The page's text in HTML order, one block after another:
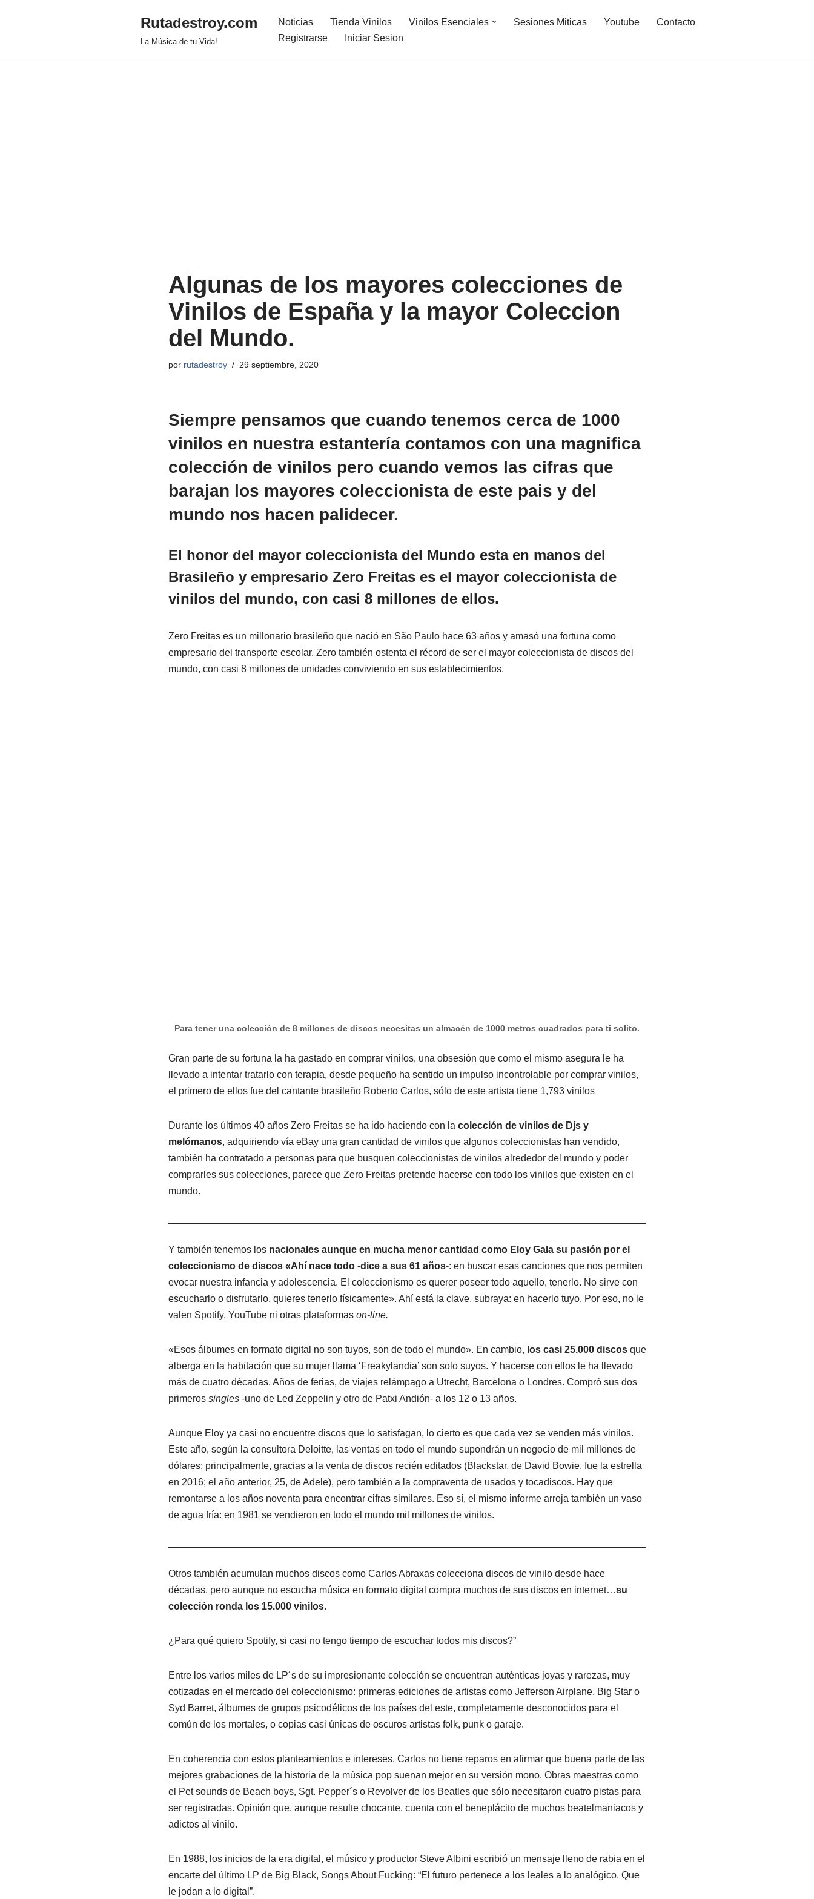
Rutadestroy.com
La Música de tu Vida!
Noticias Tienda Vinilos Vinilos Esenciales Sesiones Miticas Youtube
Contacto
Registrarse
Iniciar Sesion
Algunas de los mayores colecciones de
Vinilos de España y la mayor Coleccion
del Mundo.
por rutadestroy 29 septiembre, 2020
Siempre pensamos que cuando tenemos cerca de 1000
vinilos en nuestra estantería contamos con una magnifica
colección de vinilos pero cuando vemos las cifras que
barajan los mayores coleccionista de este pais y del
mundo nos hacen palidecer.
El honor del mayor coleccionista del Mundo esta en manos del
Brasileño y empresario Zero Freitas es el mayor coleccionista de
vinilos del mundo, con casi 8 millones de ellos.
Zero Freitas es un millonario brasileño que nació en São Paulo hace 63 años y amasó una fortuna como
empresario del transporte escolar. Zero también ostenta el récord de ser el mayor coleccionista de discos del
mundo, con casi 8 millones de unidades conviviendo en sus establecimientos.
Para tener una colección de 8 millones de discos necesitas un almacén de 1000 metros cuadrados para ti solito.
Gran parte de su fortuna la ha gastado en comprar vinilos, una obsesión que como el mismo asegura le ha
llevado a intentar tratarlo con terapia, desde pequeño ha sentido un impulso incontrolable por comprar vinilos,
el primero de ellos fue del cantante brasileño Roberto Carlos, sólo de este artista tiene 1,793 vinilos
Durante los últimos 40 años Zero Freitas se ha ido haciendo con la colección de vinilos de Djs y
melómanos, adquiriendo vía eBay una gran cantidad de vinilos que algunos coleccionistas han vendido,
también ha contratado a personas para que busquen coleccionistas de vinilos alrededor del mundo y poder
comprarles sus colecciones, parece que Zero Freitas pretende hacerse con todo los vinilos que existen en el
mundo.
Y también tenemos los nacionales aunque en mucha menor cantidad como Eloy Gala su pasión por el
coleccionismo de discos «Ahí nace todo -dice a sus 61 años-: en buscar esas canciones que nos permiten
evocar nuestra infancia y adolescencia. El coleccionismo es querer poseer todo aquello, tenerlo. No sirve con
escucharlo o disfrutarlo, quieres tenerlo físicamente». Ahí está la clave, subraya: en hacerlo tuyo. Por eso, no le
valen Spotify, YouTube ni otras plataformas on-line.
«Esos álbumes en formato digital no son tuyos, son de todo el mundo». En cambio, los casi 25.000 discosque
alberga en la habitación que su mujer llama ‘Freakylandia’ son solo suyos. Y hacerse con ellos le ha llevado
más de cuatro décadas. Años de ferias, de viajes relámpago a Utrecht, Barcelona o Londres. Compró sus dos
primeros singles-uno de Led Zeppelin y otro de Patxi Andión- a los 12 o 13 años.
Aunque Eloy ya casi no encuentre discos que lo satisfagan, lo cierto es que cada vez se venden más vinilos.
Este año, según la consultora Deloitte, las ventas en todo el mundo supondrán un negocio de mil millones de
dólares; principalmente, gracias a la venta de discos recién editados (Blackstar, de David Bowie, fue la estrella
en 2016; el año anterior, 25, de Adele), pero también a la compraventa de usados y tocadiscos. Hay que
remontarse a los años noventa para encontrar cifras similares. Eso sí, el mismo informe arroja también un vaso
de agua fría: en 1981 se vendieron en todo el mundo mil millones de vinilos.
Otros también acumulan muchos discos como Carlos Abraxas colecciona discos de vinilo desde hace
décadas, pero aunque no escucha música en formato digital compra muchos de sus discos en internet…su
colección ronda los 15.000 vinilos.
¿Para qué quiero Spotify, si casi no tengo tiempo de escuchar todos mis discos?”
Entre los varios miles de LP´s de su impresionante colección se encuentran auténticas joyas y rarezas, muy
cotizadas en el mercado del coleccionismo: primeras ediciones de artistas como Jefferson Airplane, Big Star o
Syd Barret, álbumes de grupos psicodélicos de los países del este, completamente desconocidos para el
común de los mortales, o copias casi únicas de oscuros artistas folk, punk o garaje.
En coherencia con estos planteamientos e intereses, Carlos no tiene reparos en afirmar que buena parte de las
mejores grabaciones de la historia de la música pop suenan mejor en su versión mono. Obras maestras como
el Pet sounds de Beach boys, Sgt. Pepper´s o Revolver de los Beatles que sólo necesitaron cuatro pistas para
ser registradas. Opinión que, aunque resulte chocante, cuenta con el beneplácito de muchos beatelmaniacos y
adictos al vinilo.
En 1988, los inicios de la era digital, el músico y productor Steve Albini escribió un mensaje lleno de rabia en el
encarte del último LP de Big Black, Songs About Fucking: “El futuro pertenece a los leales a lo analógico. Que
le jodan a lo digital”.